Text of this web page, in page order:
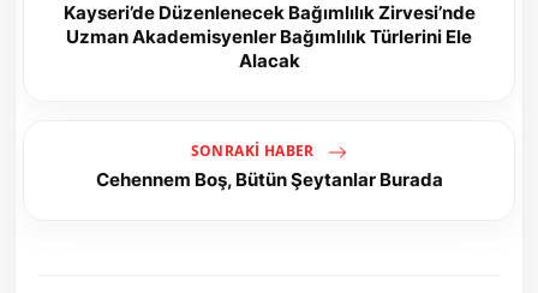
Kayseri’de Düzenlenecek Bağımlılık Zirvesi’nde
Uzman Akademisyenler Bağımlılık Türlerini Ele
Alacak
SONRAKI HABER
Cehennem Boş, Bütün Şeytanlar Burada